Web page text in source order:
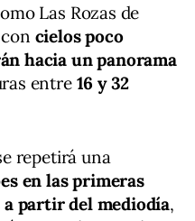
Las Rozas de
cielos poco
hacia un panorama
entre 16 y 32
repetirá una
en las primeras
a partir del mediodía,